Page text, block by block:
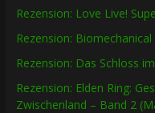
Rezension: Love Live!
Rezension:
Rezension: Das Schloss
Rezension: Elden Ring:
Zwischenland – Band 2